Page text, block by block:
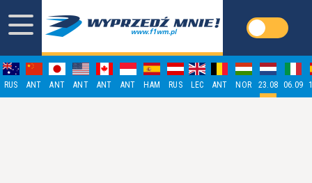
RUS ANT ANT ANT ANT ANT HAM RUS LEC ANT NOR 23.08 06.09